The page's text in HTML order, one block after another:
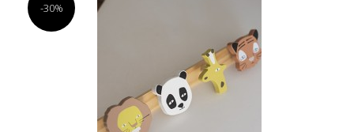
Precioso perchero de madera con cabezas de animales para
-30%